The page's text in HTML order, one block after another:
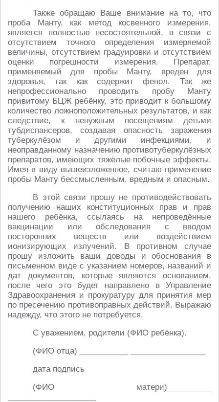
Также обращаю Ваше внимание на то, что
проба Манту, как метод косвенного измерения,
является полностью несостоятельной, в связи с
отсутствием точного определения измеряемой
величины, отсутствием градуировки и отсутствием
оценки погрешности измерения. Препарат,
применяемый для пробы Манту, вреден для
здоровья, так как содержит фенол. Так же
непрофессионально проводить пробу Манту
привитому БЦЖ ребёнку, это приводит к большому
количество ложноположительных результатов, и как
следствие, к ненужным посещениям детьми
тубдиспансеров, создавая опасность заражения
туберкулёзом и другими инфекциями, и
неоправданному назначению противотуберкулёзных
препаратов, имеющих тяжёлые побочные эффекты.
Имея в виду вышеизложенное, считаю применение
пробы Манту бессмысленным, вредным и опасным.
В этой связи прошу не противодействовать
получению наших конституционных прав и прав
нашего ребёнка, ссылаясь на непроведённые
вакцинации или обследования с вводом
посторонних веществ или воздействием
ионизирующих излучений. В противном случае
прошу изложить ваши доводы и обоснования в
письменном виде с указанием номеров, названий и
дат документов, которые являются основанием,
после чего это будет направлено в Управление
Здравоохранения и прокуратуру для принятия мер
по пресечению противоправных действий. Выражаю
надежду, что этого не потребуется.
С уважением, родители (ФИО ребёнка).
(ФИО отца) ___________ _________________
дата подпись
(ФИО матери)__________